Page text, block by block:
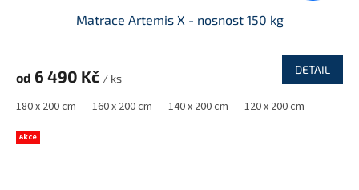
Matrace Artemis X - nosnost 150 kg
od 6 490 Kč / ks
DETAIL
180 x 200 cm 160 x 200 cm 140 x 200 cm 120 x 200 cm
Akce